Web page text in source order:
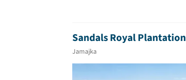
Sandals Royal Plantation
Jamajka